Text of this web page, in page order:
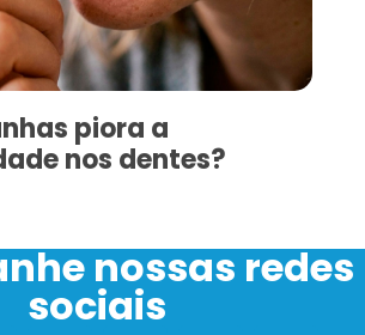
piora a
nos dentes?
nossas redes
sociais